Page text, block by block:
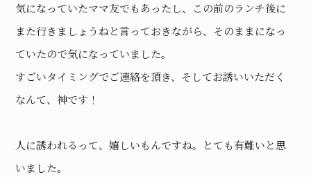
気になっていたママ友でもあったし、この前のランチ後に
また行きましょうねと言っておきながら、そのままになっ
ていたので気になっていました。
すごいタイミングでご連絡を頂き、そしてお誘いいただく
なんて、神です！
人に誘われるって、嬉しいもんですね。とても有難いと思
いました。